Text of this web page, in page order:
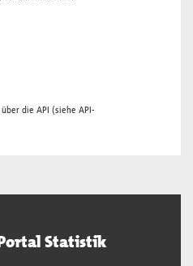
die API (siehe API-
Statistik